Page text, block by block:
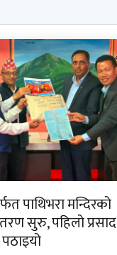
पाथिभरा मन्दिरको
सुरु, पहिलो प्रसाद